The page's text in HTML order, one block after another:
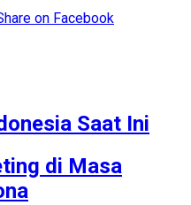
on Facebook
Saat Ini
di Masa